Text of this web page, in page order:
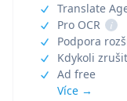
Translate
Pro OCR
i
Podpora
Kdykoli zrušit
Ad free
Více →